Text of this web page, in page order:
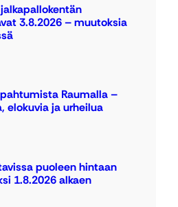
3.8.2026 – muutoksia
Raumalla –
elokuvia ja urheilua
puoleen hintaan
1.8.2026 alkaen